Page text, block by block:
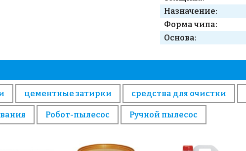
Назначение:
Форма чипа:
Основа:
цементные затирки средства для очистки
Робот-пылесос Ручной пылесос